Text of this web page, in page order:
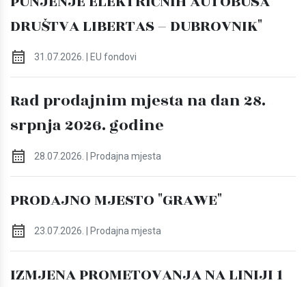
DRUŠTVA LIBERTAS – DUBROVNIK"
31.07.2026. | EU fondovi
Rad prodajnim mjesta na dan 28.
srpnja 2026. godine
28.07.2026. | Prodajna mjesta
PRODAJNO MJESTO "GRAWE"
23.07.2026. | Prodajna mjesta
IZMJENA PROMETOVANJA NA LINIJI 1